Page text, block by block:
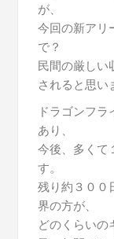
が、
今回の新アリ
で？
民間の厳しい
されると思い
ドラゴンフ
あり、
今後、多くて
す。
残り約３００
界の方が、
どのくらいの